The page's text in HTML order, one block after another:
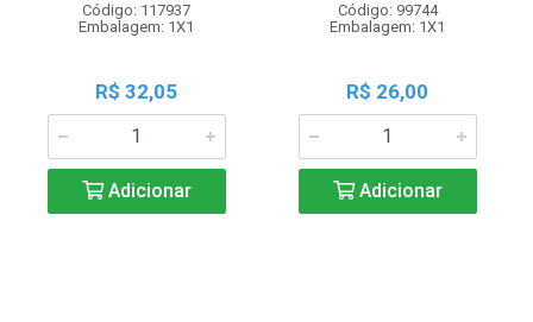
Código: 117937
Embalagem: 1X1
R$ 32,05
Adicionar
Código: 99744
Embalagem: 1X1
R$ 26,00
Adicionar